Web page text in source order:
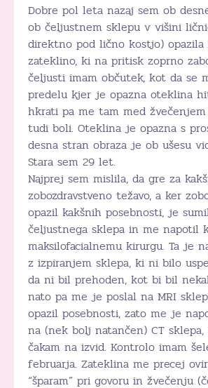
Dobre pol leta nazaj sem ob
ob čeljustnem sklepu v višini
direktno pod lično kostjo) opazila
zateklino, ki na pritisk zoprno
čeljusti imam občutek, kot da se
predelu kjer je opazna oteklina
hkrati pa me tam med
tudi boli. Oteklina je opazna s
desna stran obraza je ob ušesu
Stara sem 29 let.
Najprej sem mislila, da gre za
zobozdravstveno težavo, a ker
opazil kakšnih posebnosti, je
čeljustnega sklepa in me napotil
maksilofacialnemu kirurgu. Ta je
z izpiranjem sklepa, ki ni bilo
da ni bil prehoden, kot bi bil
nato pa me je poslal na MRI
opazil posebnosti, zato me je
na (nek bolj natančen) CT sklepa,
čakam na izvid. Kontrolo imam
februarja. Zateklina me precej
“šparam” pri govoru in žvečenju